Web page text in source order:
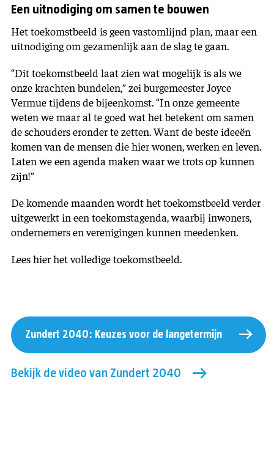
Een uitnodiging om samen te bouwen
Het toekomstbeeld is geen vastomlijnd plan, maar een
uitnodiging om gezamenlijk aan de slag te gaan.
“Dit toekomstbeeld laat zien wat mogelijk is als we
onze krachten bundelen,” zei burgemeester Joyce
Vermue tijdens de bijeenkomst. “In onze gemeente
weten we maar al te goed wat het betekent om samen
de schouders eronder te zetten. Want de beste ideeën
komen van de mensen die hier wonen, werken en leven.
Laten we een agenda maken waar we trots op kunnen
zijn!”
De komende maanden wordt het toekomstbeeld verder
uitgewerkt in een toekomstagenda, waarbij inwoners,
ondernemers en verenigingen kunnen meedenken.
Lees hier het volledige toekomstbeeld.
Zundert 2040: Keuzes voor de langetermijn
Bekijk de video van Zundert 2040